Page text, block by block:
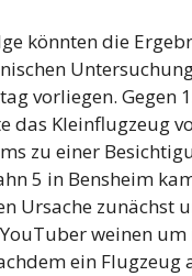
könnten die
vorliegen. Gegen
das Kleinflugzeug
zu einer
5 in Bensheim
Ursache zunächst
weinen um
ein Flugzeug